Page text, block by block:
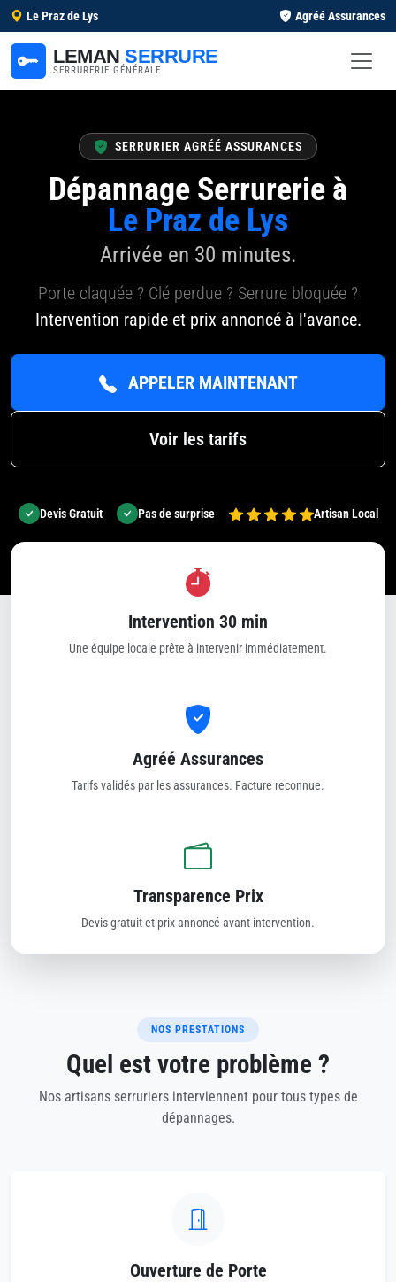
Le Praz de Lys Agréé Assurances
LEMAN SERRURE
SERRURERIE GÉNÉRALE
SERRURIER AGRÉÉ ASSURANCES
Dépannage Serrurerie à
Le Praz de Lys
Arrivée en 30 minutes.
Porte claquée ? Clé perdue ? Serrure bloquée ?
Intervention rapide et prix annoncé à l'avance.
APPELER MAINTENANT
Voir les tarifs
Devis Gratuit Pas de surprise Artisan Local
Intervention 30 min
Une équipe locale prête à intervenir immédiatement.
Agréé Assurances
Tarifs validés par les assurances. Facture reconnue.
Transparence Prix
Devis gratuit et prix annoncé avant intervention.
NOS PRESTATIONS
Quel est votre problème ?
Nos artisans serruriers interviennent pour tous types de
dépannages.
Ouverture de Porte